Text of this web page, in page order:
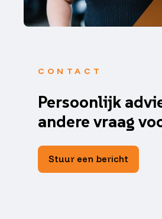
CONTACT
Persoonlijk
andere vraag
Stuur een bericht